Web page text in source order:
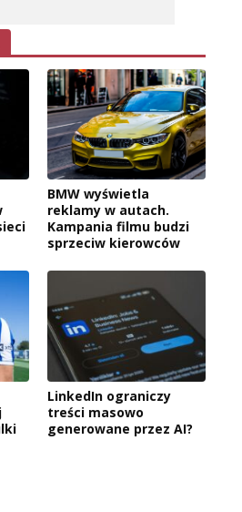
BMW wyświetla
reklamy w autach.
Kampania filmu budzi
sprzeciw kierowców
LinkedIn ograniczy
treści masowo
generowane przez AI?